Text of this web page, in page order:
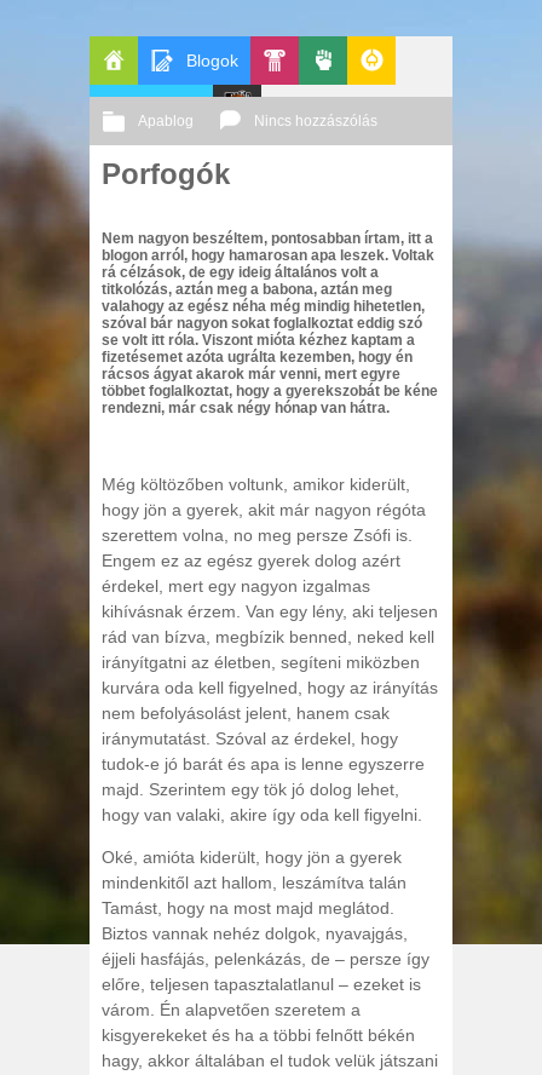
Főoldal
Blogok
Journal
Apablog Nincs hozzászólás
2011 09. 05.
Porfogók
Nem nagyon beszéltem, pontosabban írtam, itt a
blogon arról, hogy hamarosan apa leszek. Voltak
rá célzások, de egy ideig általános volt a
titkolózás, aztán meg a babona, aztán meg
valahogy az egész néha még mindig hihetetlen,
szóval bár nagyon sokat foglalkoztat eddig szó
se volt itt róla. Viszont mióta kézhez kaptam a
fizetésemet azóta ugrálta kezemben, hogy én
rácsos ágyat akarok már venni, mert egyre
többet foglalkoztat, hogy a gyerekszobát be kéne
rendezni, már csak négy hónap van hátra.
Még költözőben voltunk, amikor kiderült,
hogy jön a gyerek, akit már nagyon régóta
szerettem volna, no meg persze Zsófi is.
Engem ez az egész gyerek dolog azért
érdekel, mert egy nagyon izgalmas
kihívásnak érzem. Van egy lény, aki teljesen
rád van bízva, megbízik benned, neked kell
irányítgatni az életben, segíteni miközben
kurvára oda kell figyelned, hogy az irányítás
nem befolyásolást jelent, hanem csak
iránymutatást. Szóval az érdekel, hogy
tudok-e jó barát és apa is lenne egyszerre
majd. Szerintem egy tök jó dolog lehet,
hogy van valaki, akire így oda kell figyelni.
Oké, amióta kiderült, hogy jön a gyerek
mindenkitől azt hallom, leszámítva talán
Tamást, hogy na most majd meglátod.
Biztos vannak nehéz dolgok, nyavajgás,
éjjeli hasfájás, pelenkázás, de – persze így
előre, teljesen tapasztalatlanul – ezeket is
várom. Én alapvetően szeretem a
kisgyerekeket és ha a többi felnőtt békén
hagy, akkor általában el tudok velük játszani